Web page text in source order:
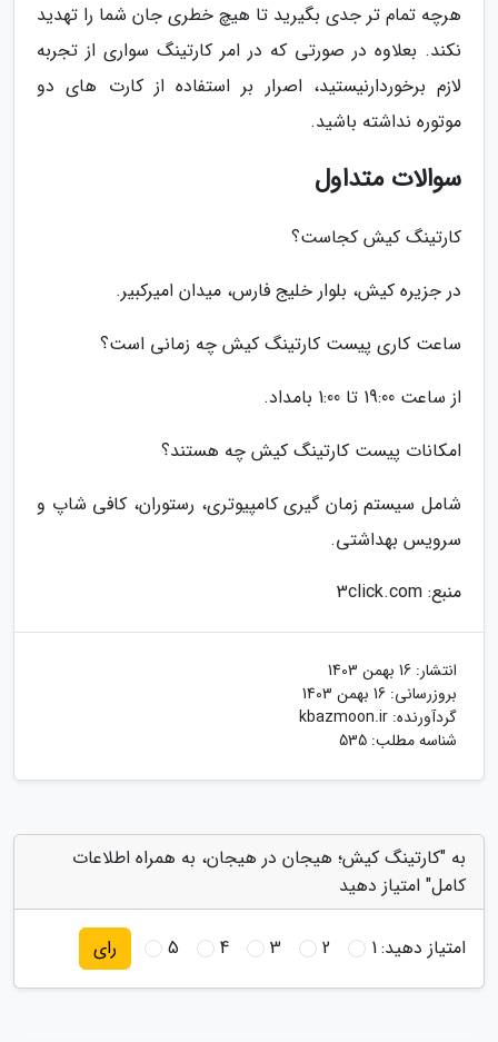
هرچه تمام تر جدی بگیرید تا هیچ خطری جان شما را تهدید
نکند. بعلاوه در صورتی که در امر کارتینگ سواری از تجربه
لازم برخوردارنیستید، اصرار بر استفاده از کارت های دو
موتوره نداشته باشید.
سوالات متداول
کارتینگ کیش کجاست؟
در جزیره کیش، بلوار خلیج فارس، میدان امیرکبیر.
ساعت کاری پیست کارتینگ کیش چه زمانی است؟
از ساعت 19:00 تا 1:00 بامداد.
امکانات پیست کارتینگ کیش چه هستند؟
شامل سیستم زمان گیری کامپیوتری، رستوران، کافی شاپ و
سرویس بهداشتی.
منبع: 3click.com
انتشار: 16 بهمن 1403
بروزرسانی: 16 بهمن 1403
گردآورنده: kbazmoon.ir
شناسه مطلب: 535
به "کارتینگ کیش؛ هیجان در هیجان، به همراه اطلاعات
کامل" امتیاز دهید
امتیاز دهید:1
2
3
4
5 رای